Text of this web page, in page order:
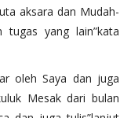
aksara dan Mudah-
yang lain”kata
oleh Saya dan juga
Mesak dari bulan